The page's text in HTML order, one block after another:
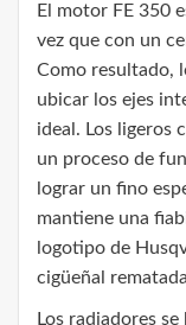
El motor FE 350
vez que con un
Como resultado,
ubicar los ejes
ideal. Los ligeros
un proceso de
lograr un fino
mantiene una
logotipo de
cigüeñal
Los radiadores